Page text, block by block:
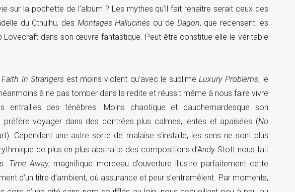
sur la pochette de l’album ? Les mythes qu’il fait renaître serait ceux des
du Cthulhu, des Montages Hallucinés ou de Dagon, que recensent les
Lovecraft dans son œuvre fantastique. Peut-être constitue-elle le véritable
Faith In Strangers est moins violent qu’avec le sublimeLuxury Problems, le
à ne pas tomber dans la redite et réussit même à nous faire vivre
entrailles des ténèbres. Moins chaotique et cauchemardesque son
préfère voyager dans des contrées plus calmes, lentes et apaisées (No
Cependant une autre sorte de malaise s’installe, les sens ne sont plus
de plus en plus abstraite des compositions d’Andy Stott nous fait
Time Away, magnifique morceau d’ouverture illustre parfaitement cette
d’un titre d’ambient, où assurance et peur s’entremêlent. Par moments,